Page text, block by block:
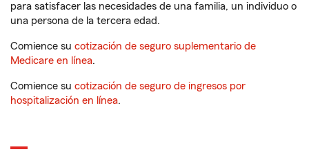
para satisfacer las necesidades de una familia, un individuo o
una persona de la tercera edad.
Comience su cotización de seguro suplementario de
Medicare en línea.
Comience su cotización de seguro de ingresos por
hospitalización en línea.